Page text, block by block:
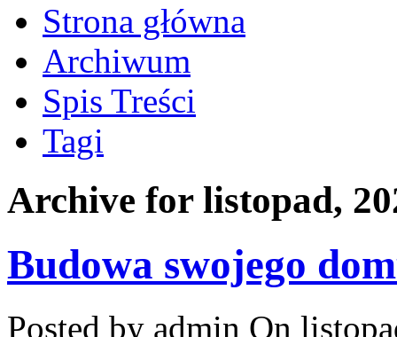
Strona główna
Archiwum
Spis Treści
Tagi
Archive for listopad,
Budowa swojego
Posted by admin On